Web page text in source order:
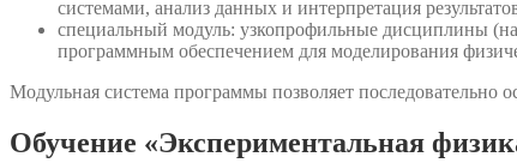
системами, анализ данных и интерпретация
специальный модуль: узкопрофильные дисциплины
программным обеспечением для моделирования
Модульная система программы позволяет последовательно
Обучение «Экспериментальная